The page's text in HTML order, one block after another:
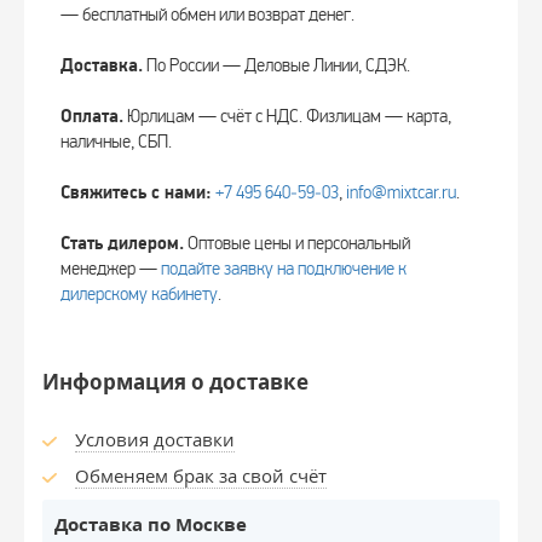
— бесплатный обмен или возврат денег.
Доставка.По России — Деловые Линии, СДЭК.
Оплата. Юрлицам — счёт с НДС. Физлицам — карта,
наличные, СБП.
Свяжитесь с нами: +7 495 640‑59‑03, info@mixtcar.ru.
Стать дилером.Оптовые цены и персональный
менеджер —подайте заявку на подключение к
дилерскому кабинету.
Информация о доставке
Условия доставки
Обменяем брак за свой счёт
Доставка по Москве